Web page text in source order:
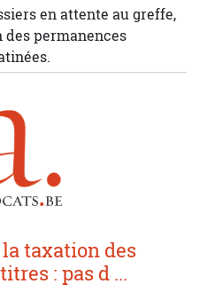
en attente au greffe,
permanences
taxation des
: pas d ...